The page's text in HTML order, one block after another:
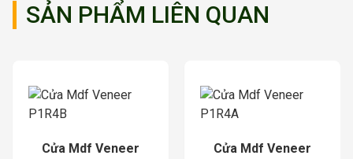
SẢN PHẨM LIÊN QUAN
Cửa Mdf Veneer
Cửa Mdf Veneer